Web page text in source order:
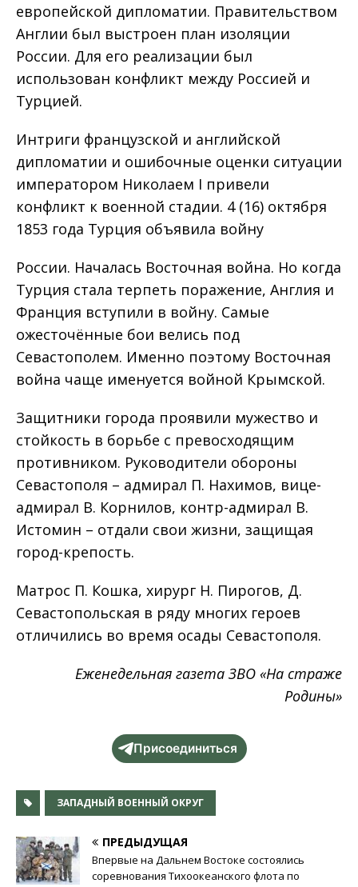
европейской дипломатии. Правительством
Англии был выстроен план изоляции
России. Для его реализации был
использован конфликт между Россией и
Турцией.
Интриги французской и английской
дипломатии и ошибочные оценки ситуации
императором Николаем I привели
конфликт к военной стадии. 4 (16) октября
1853 года Турция объявила войну
России. Началась Восточная война. Но когда
Турция стала терпеть поражение, Англия и
Франция вступили в войну. Самые
ожесточённые бои велись под
Севастополем. Именно поэтому Восточная
война чаще именуется войной Крымской.
Защитники города проявили мужество и
стойкость в борьбе с превосходящим
противником. Руководители обороны
Севастополя – адмирал П. Нахимов, вице-
адмирал В. Корнилов, контр-адмирал В.
Истомин – отдали свои жизни, защищая
город-крепость.
Матрос П. Кошка, хирург Н. Пирогов, Д.
Севастопольская в ряду многих героев
отличились во время осады Севастополя.
Еженедельная газета ЗВО «На страже
Родины»
Присоединиться
ЗАПАДНЫЙ ВОЕННЫЙ ОКРУГ
ПРЕДЫДУЩАЯ
Впервые на Дальнем Востоке состоялись
соревнования Тихоокеанского флота по